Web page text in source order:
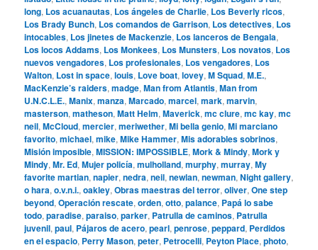
long, Los acuanautas, Los ángeles de Charlie, Los Beverly ricos,
Los Brady Bunch, Los comandos de Garrison, Los detectives, Los
intocables, Los jinetes de Mackenzie, Los lanceros de Bengala,
Los locos Addams, Los Monkees, Los Munsters, Los novatos, Los
nuevos vengadores, Los profesionales, Los vengadores, Los
Walton, Lost in space,louis, Love boat,lovey,M Squad,M.E.,
MacKenzie’s raiders,madge,Man from Atlantis,Man from
U.N.C.L.E.,Manix,manza,Marcado,marcel,mark,marvin,
masterson,matheson,Matt Helm,Maverick,mc clure,mc kay,mc
neil,McCloud,mercier,meriwether,Mi bella genio,Mi marciano
favorito,michael,mike,Mike Hammer,Mis adorables sobrinos,
Misión imposible,MISSION: IMPOSSIBLE,Mork & Mindy,Mork y
Mindy,Mr. Ed,Mujer policía,mulholland,murphy,murray,My
favorite martian,napier,nedra,neil,newlan,newman,Night gallery,
o hara,o.v.n.i.,oakley,Obras maestras del terror,oliver,One step
beyond,Operación rescate,orden,otto,palance, Papá lo sabe
todo,paradise,paraiso,parker, Patrulla de caminos, Patrulla
juvenil,paul, Pájaros de acero,pearl,penrose,peppard, Perdidos
en el espacio, Perry Mason,peter, Petrocelli, Peyton Place,photo,